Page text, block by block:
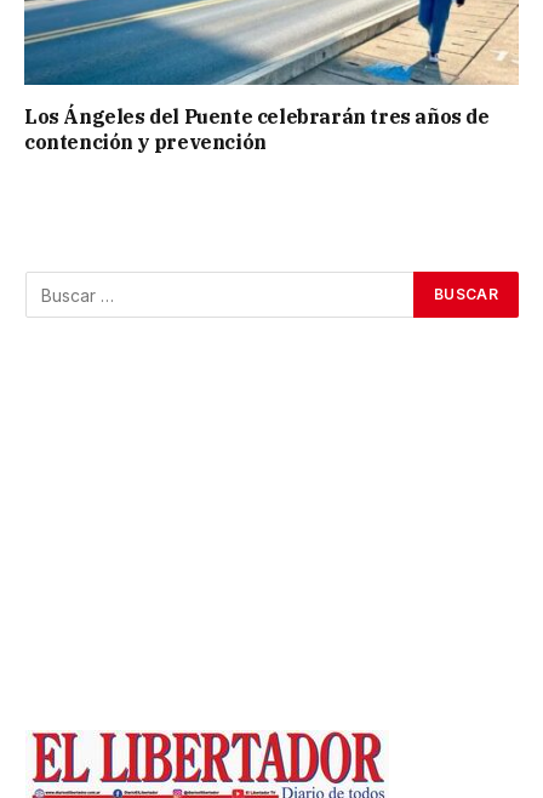
Los Ángeles del Puente celebrarán tres años de
contención y prevención